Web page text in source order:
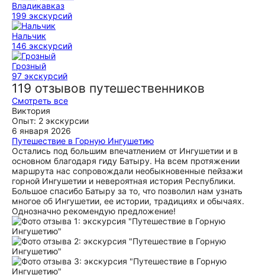
Владикавказ
199 экскурсий
Нальчик
146 экскурсий
Грозный
97 экскурсий
119 отзывов путешественников
Смотреть все
Виктория
Опыт: 2 экскурсии
6 января 2026
Путешествие в Горную Ингушетию
Остались под большим впечатлением от Ингушетии и в
основном благодаря гиду Батыру. На всем протяжении
маршрута нас сопровождали необыкновенные пейзажи
горной Ингушетии и невероятная история Республики.
Большое спасибо Батыру за то, что позволил нам узнать
многое об Ингушетии, ее истории, традициях и обычаях.
Однозначно рекомендую предложение!